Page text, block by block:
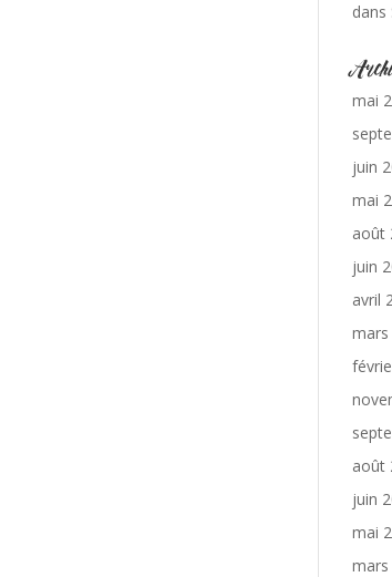
dans
mai
juin
mai
août
juin
avril
août
juin
mai
mars